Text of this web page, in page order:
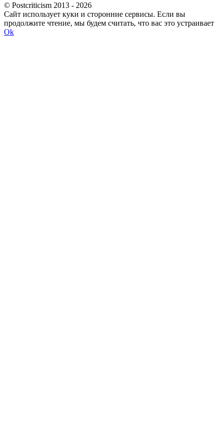
© Postcriticism 2013 - 2026
Сайт использует куки и сторонние сервисы. Если вы
продолжите чтение, мы будем считать, что вас это устраивает
Ok